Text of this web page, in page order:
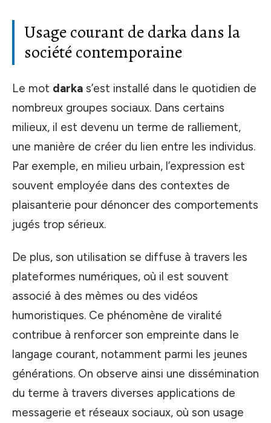
Usage courant de darka dans la
société contemporaine
Le mot darka s’est installé dans le quotidien de
nombreux groupes sociaux. Dans certains
milieux, il est devenu un terme de ralliement,
une manière de créer du lien entre les individus.
Par exemple, en milieu urbain, l’expression est
souvent employée dans des contextes de
plaisanterie pour dénoncer des comportements
jugés trop sérieux.
De plus, son utilisation se diffuse à travers les
plateformes numériques, où il est souvent
associé à des mèmes ou des vidéos
humoristiques. Ce phénomène de viralité
contribue à renforcer son empreinte dans le
langage courant, notamment parmi les jeunes
générations. On observe ainsi une dissémination
du terme à travers diverses applications de
messagerie et réseaux sociaux, où son usage